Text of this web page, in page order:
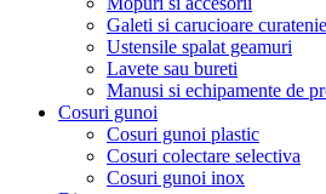
Galeti si carucioare curatenie
Ustensile spalat geamuri
Lavete sau bureti
Manusi si echipamente de
Cosuri gunoi
Cosuri gunoi plastic
Cosuri colectare selectiva
Cosuri gunoi inox